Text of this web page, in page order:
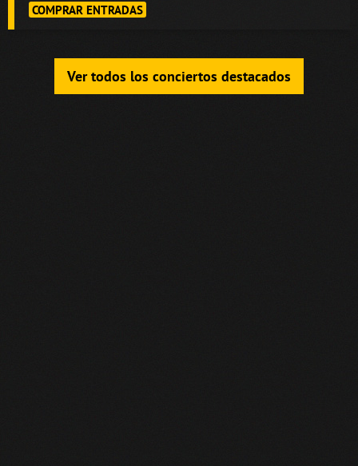
COMPRAR ENTRADAS
Ver todos los conciertos destacados